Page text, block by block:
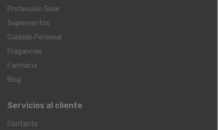
Protección Solar
Suplementos
Cuidado Personal
Fragancias
Farmacia
Blog
Servicios al cliente
Contacto